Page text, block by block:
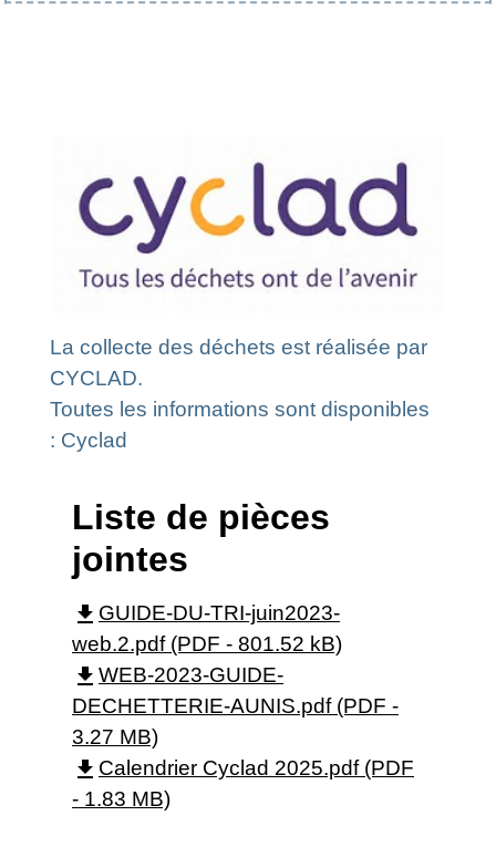
La collecte des déchets est réalisée par
CYCLAD.
Toutes les informations sont disponibles
: Cyclad
Liste de pièces
jointes
file_download GUIDE-DU-TRI-juin2023-
web.2.pdf (PDF - 801.52 kB)
file_download WEB-2023-GUIDE-
DECHETTERIE-AUNIS.pdf (PDF -
3.27 MB)
file_download Calendrier Cyclad 2025.pdf (PDF
- 1.83 MB)